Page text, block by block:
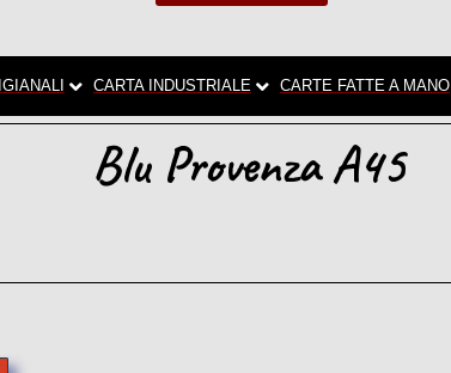
CARTA INDUSTRIALE CARTE FATTE A MANO
Blu Provenza A45